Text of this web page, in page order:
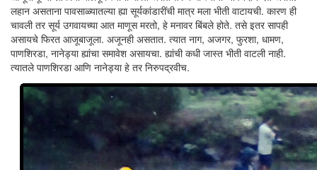
लहान असताना पावसाळ्यातल्या ह्या सूर्यकांडारींची मात्र मला भीती वाटायची. कारण ही
चावली तर सूर्य उगवायच्या आत माणूस मरतो, हे मनावर बिंबले होते. तसे इतर सापही
असायचे फिरत आजूबाजूला. अजूनही असतात. त्यात नाग, अजगर, फुरशा, धामण,
पाणशिरडा, नानेड्या ह्यांचा समावेश असायचा. ह्यांची कधी जास्त भीती वाटली नाही.
त्यातले पाणशिरडा आणि नानेड्या हे तर निरुपद्रवीच.